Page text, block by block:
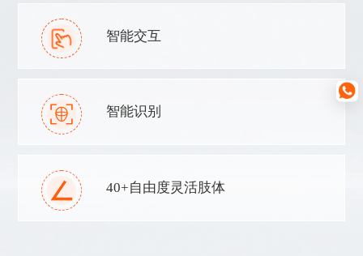
智能交互
智能识别
40+自由度灵活肢体